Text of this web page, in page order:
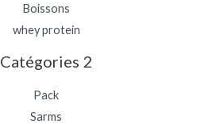
Boissons
whey protein
Catégories 2
Pack
Sarms